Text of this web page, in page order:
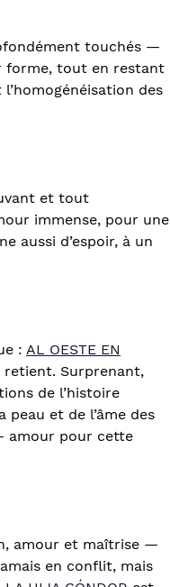
touchés —
forme, tout en restant
des
et tout
immense, pour une
aussi d’espoir, à un
: AL OESTE EN
Surprenant,
de l’histoire
et de l’âme des
amour pour cette
amour et maîtrise —
en conflit, mais